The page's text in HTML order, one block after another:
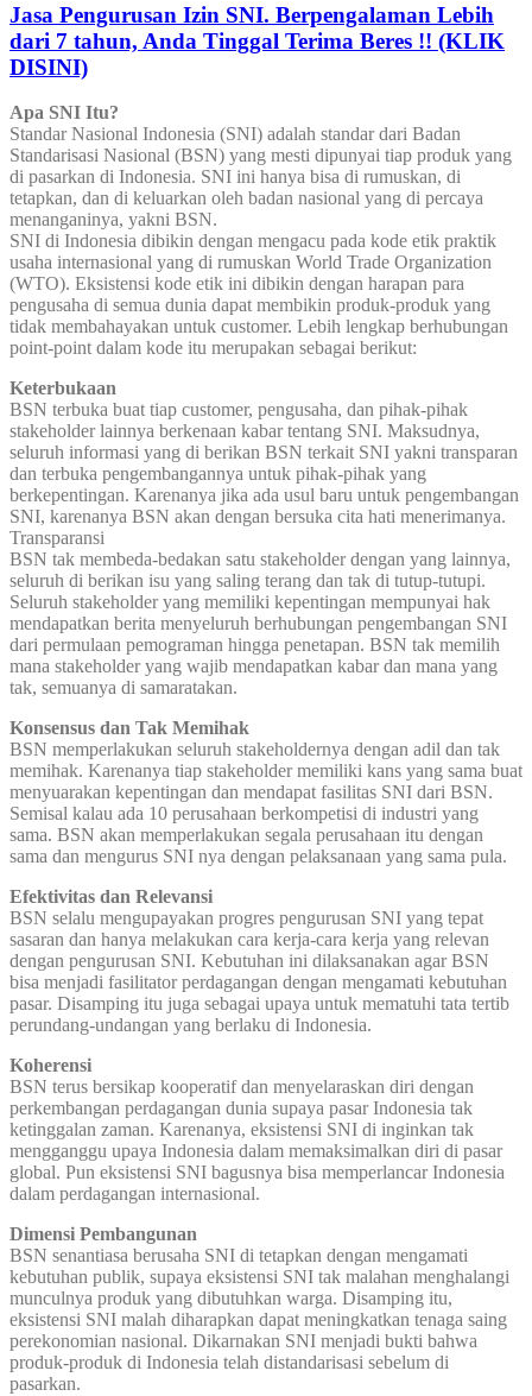
Jasa Pengurusan Izin SNI. Berpengalaman Lebih
dari 7 tahun, Anda Tinggal Terima Beres !! (KLIK
DISINI)
Apa SNI Itu?
Standar Nasional Indonesia (SNI) adalah standar dari Badan
Standarisasi Nasional (BSN) yang mesti dipunyai tiap produk yang
di pasarkan di Indonesia. SNI ini hanya bisa di rumuskan, di
tetapkan, dan di keluarkan oleh badan nasional yang di percaya
menanganinya, yakni BSN.
SNI di Indonesia dibikin dengan mengacu pada kode etik praktik
usaha internasional yang di rumuskan World Trade Organization
(WTO). Eksistensi kode etik ini dibikin dengan harapan para
pengusaha di semua dunia dapat membikin produk-produk yang
tidak membahayakan untuk customer. Lebih lengkap berhubungan
point-point dalam kode itu merupakan sebagai berikut:
Keterbukaan
BSN terbuka buat tiap customer, pengusaha, dan pihak-pihak
stakeholder lainnya berkenaan kabar tentang SNI. Maksudnya,
seluruh informasi yang di berikan BSN terkait SNI yakni transparan
dan terbuka pengembangannya untuk pihak-pihak yang
berkepentingan. Karenanya jika ada usul baru untuk pengembangan
SNI, karenanya BSN akan dengan bersuka cita hati menerimanya.
Transparansi
BSN tak membeda-bedakan satu stakeholder dengan yang lainnya,
seluruh di berikan isu yang saling terang dan tak di tutup-tutupi.
Seluruh stakeholder yang memiliki kepentingan mempunyai hak
mendapatkan berita menyeluruh berhubungan pengembangan SNI
dari permulaan pemograman hingga penetapan. BSN tak memilih
mana stakeholder yang wajib mendapatkan kabar dan mana yang
tak, semuanya di samaratakan.
Konsensus dan Tak Memihak
BSN memperlakukan seluruh stakeholdernya dengan adil dan tak
memihak. Karenanya tiap stakeholder memiliki kans yang sama buat
menyuarakan kepentingan dan mendapat fasilitas SNI dari BSN.
Semisal kalau ada 10 perusahaan berkompetisi di industri yang
sama. BSN akan memperlakukan segala perusahaan itu dengan
sama dan mengurus SNI nya dengan pelaksanaan yang sama pula.
Efektivitas dan Relevansi
BSN selalu mengupayakan progres pengurusan SNI yang tepat
sasaran dan hanya melakukan cara kerja-cara kerja yang relevan
dengan pengurusan SNI. Kebutuhan ini dilaksanakan agar BSN
bisa menjadi fasilitator perdagangan dengan mengamati kebutuhan
pasar. Disamping itu juga sebagai upaya untuk mematuhi tata tertib
perundang-undangan yang berlaku di Indonesia.
Koherensi
BSN terus bersikap kooperatif dan menyelaraskan diri dengan
perkembangan perdagangan dunia supaya pasar Indonesia tak
ketinggalan zaman. Karenanya, eksistensi SNI di inginkan tak
mengganggu upaya Indonesia dalam memaksimalkan diri di pasar
global. Pun eksistensi SNI bagusnya bisa memperlancar Indonesia
dalam perdagangan internasional.
Dimensi Pembangunan
BSN senantiasa berusaha SNI di tetapkan dengan mengamati
kebutuhan publik, supaya eksistensi SNI tak malahan menghalangi
munculnya produk yang dibutuhkan warga. Disamping itu,
eksistensi SNI malah diharapkan dapat meningkatkan tenaga saing
perekonomian nasional. Dikarnakan SNI menjadi bukti bahwa
produk-produk di Indonesia telah distandarisasi sebelum di
pasarkan.